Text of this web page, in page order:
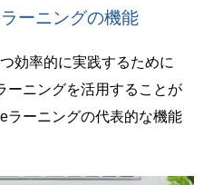
ーニングの機能
効率的に実践するために
ーニングを活用することが
ラーニングの代表的な機能